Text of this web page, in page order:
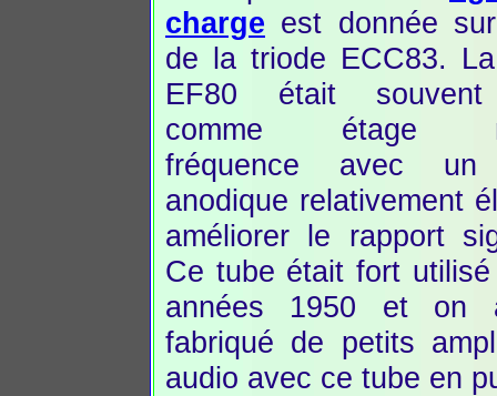
charge est donnée
de la triode ECC83.
EF80 était souvent
comme étage
fréquence avec un
anodique relativement
améliorer le rapport
Ce tube était fort
années 1950 et on
fabriqué de petits
audio avec ce tube en